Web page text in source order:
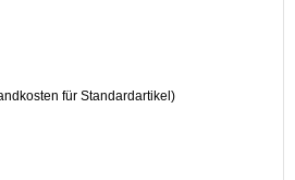
für Standardartikel )